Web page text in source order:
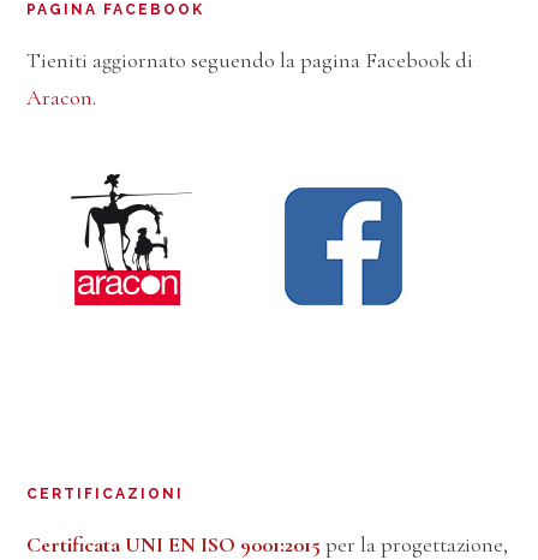
PAGINA FACEBOOK
Tieniti aggiornato seguendo la pagina Facebook di
Aracon.
CERTIFICAZIONI
Certificata UNI EN ISO 9001:2015 per la progettazione,